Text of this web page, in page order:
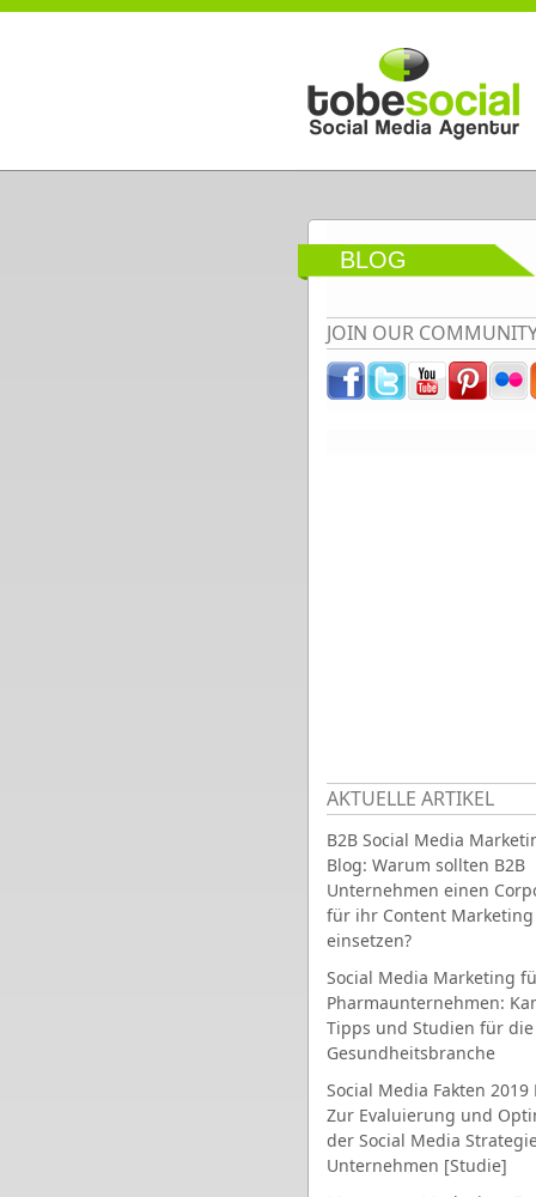
Direkt zum Inhalt
BLOG
JOIN OUR
AKTUELLE ARTIKEL
B2B Social Media
Blog: Warum sollten B2B
Unternehmen einen
für ihr Content Marketing
einsetzen?
Social Media Marketing
Pharmaunternehmen:
Tipps und Studien für die
Gesundheitsbranche
Social Media Fakten 2019
Zur Evaluierung und
der Social Media
Unternehmen [Studie]